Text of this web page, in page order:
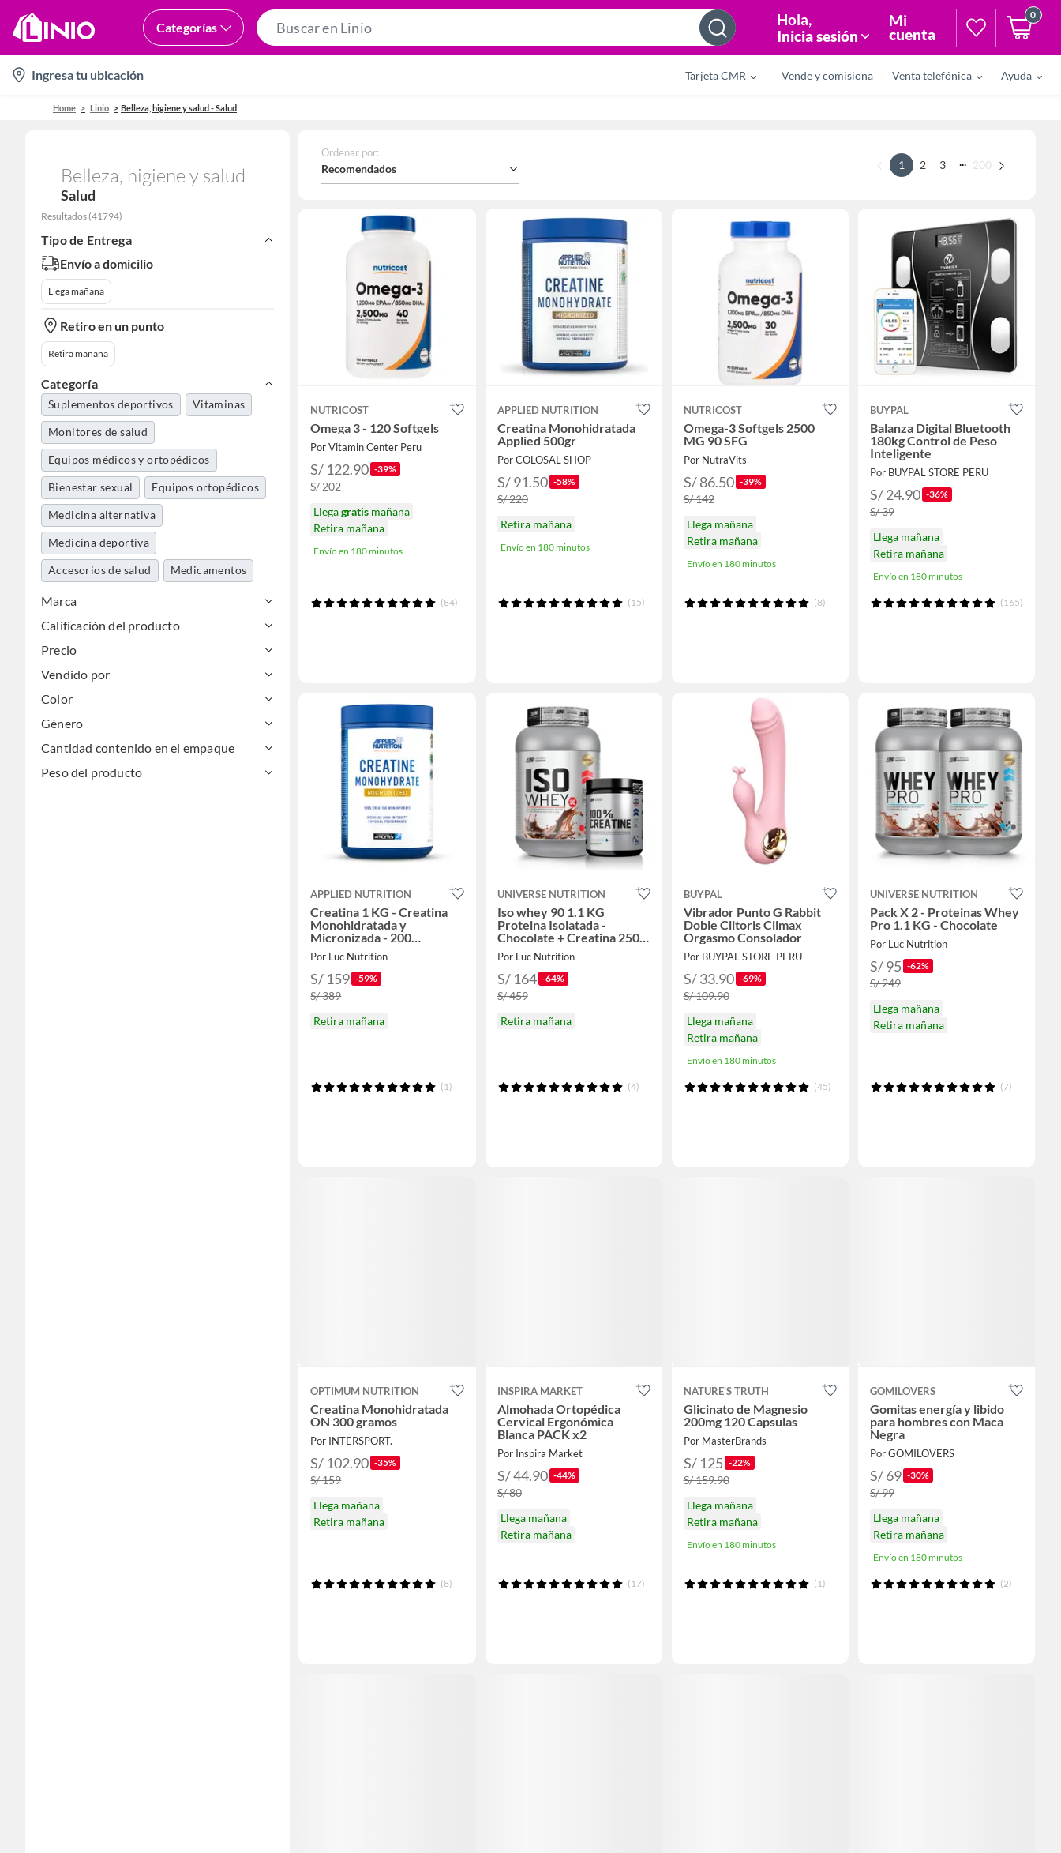
Categorías
Bar
Hola,
Inicia sesión
Mi
cuenta
0
location-
icon
Ingresa tu ubicación Tarjeta CMR Vende y comisiona Venta telefónica Ayuda
Home Linio Belleza, higiene y salud - Salud
Belleza, higiene y salud
Salud
Resultados (41794)
Tipo de Entrega
Envío a domicilio
Llega mañana
Retiro en un punto
Retira mañana
Categoría
Suplementos deportivos Vitaminas
Monitores de salud
Equipos médicos y ortopédicos
Bienestar sexual Equipos ortopédicos
Medicina alternativa
Medicina deportiva
Accesorios de salud Medicamentos
Tests personales
Marca
Calificación del producto
Precio
Vendido por
Color
Género
Cantidad contenido en el empaque
Peso del producto
Ordenar por:
Recomendados 1 2 3 ... 200
NUTRICOST
Omega 3 - 120 Softgels
Por Vitamin Center Peru
S/ 122.90 -39%
S/ 202
Llegagratis mañana
Retira mañana
Envío en 180 minutos
(84)
APPLIED NUTRITION
Creatina Monohidratada
Applied 500gr
Por COLOSAL SHOP
S/ 91.50 -58%
S/ 220
Retira mañana
Envío en 180 minutos
(15)
NUTRICOST
Omega-3 Softgels 2500
MG 90 SFG
Por NutraVits
S/ 86.50 -39%
S/ 142
Llega mañana
Retira mañana
Envío en 180 minutos
(8)
BUYPAL
Balanza Digital Bluetooth
180kg Control de Peso
Inteligente
Por BUYPAL STORE PERU
S/ 24.90 -36%
S/ 39
Llega mañana
Retira mañana
Envío en 180 minutos
(165)
APPLIED NUTRITION
Creatina 1 KG - Creatina
Monohidratada y
Micronizada - 200
Servicios
Por Luc Nutrition
S/ 159 -59%
S/ 389
Retira mañana
(1)
UNIVERSE NUTRITION
Iso whey 90 1.1 KG
Proteina Isolatada -
Chocolate + Creatina 250
G
Por Luc Nutrition
S/ 164 -64%
S/ 459
Retira mañana
(4)
BUYPAL
Vibrador Punto G Rabbit
Doble Clitoris Climax
Orgasmo Consolador
Por BUYPAL STORE PERU
S/ 33.90 -69%
S/ 109.90
Llega mañana
Retira mañana
Envío en 180 minutos
(45)
UNIVERSE NUTRITION
Pack X 2 - Proteinas Whey
Pro 1.1 KG - Chocolate
Por Luc Nutrition
S/ 95 -62%
S/ 249
Llega mañana
Retira mañana
(7)
OPTIMUM NUTRITION
Creatina Monohidratada
ON 300 gramos
Por INTERSPORT.
S/ 102.90 -35%
S/ 159
Llega mañana
Retira mañana
(8)
INSPIRA MARKET
Almohada Ortopédica
Cervical Ergonómica
Blanca PACK x2
Por Inspira Market
S/ 44.90 -44%
S/ 80
Llega mañana
Retira mañana
(17)
NATURE'S TRUTH
Glicinato de Magnesio
200mg 120 Capsulas
Por MasterBrands
S/ 125 -22%
S/ 159.90
Llega mañana
Retira mañana
Envío en 180 minutos
(1)
GOMILOVERS
Gomitas energía y libido
para hombres con Maca
Negra
Por GOMILOVERS
S/ 69 -30%
S/ 99
Llega mañana
Retira mañana
Envío en 180 minutos
(2)